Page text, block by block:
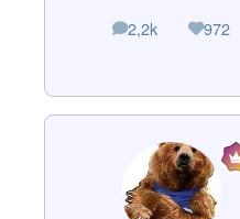
2,2k
messaggi972